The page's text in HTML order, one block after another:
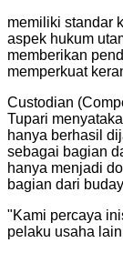
memiliki standar
aspek hukum
memberikan
memperkuat
Custodian
Tupari
hanya berhasil
sebagai bagian
hanya menjadi
bagian dari
"Kami percaya
pelaku usaha